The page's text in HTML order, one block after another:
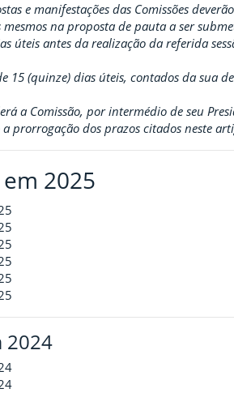
e manifestações das Comissões
na proposta de pauta a ser
úteis antes da realização da referida
15 (quinze) dias úteis, contados da sua
a Comissão, por intermédio de seu
prorrogação dos prazos citados neste
2025
2024